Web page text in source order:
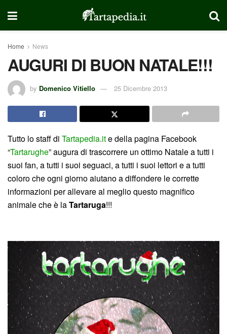
Home News
AUGURI DI BUON NATALE!!!
by Domenico Vitiello 25 Dicembre 2013
Tutto lo staff di Tartapedia.ite della pagina Facebook
“Tartarughe” augura di trascorrere un ottimo Natale a tutti i
suoi fan, a tutti i suoi seguaci, a tutti i suoi lettori e a tutti
coloro che ogni giorno aiutano a diffondere le corrette
informazioni per allevare al meglio questo magnifico
animale che è laTartaruga!!!